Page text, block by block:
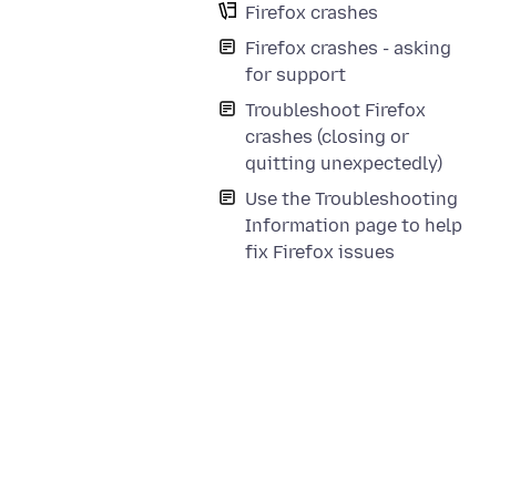
Firefox crashes
Firefox crashes - asking
for support
Troubleshoot Firefox
crashes (closing or
quitting unexpectedly)
Use the Troubleshooting
Information page to help
fix Firefox issues